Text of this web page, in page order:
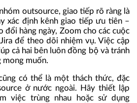
outsource, giao tiếp rõ ràng là
xác định kênh giao tiếp ưu tiên –
đổi hàng ngày, Zoom cho các cuộc
để theo dõi nhiệm vụ. Việc cập
cả hai bên luôn đồng bộ và tránh
mong muốn.
có thể là một thách thức, đặc
ở nước ngoài. Hãy thiết lập
việc trùng nhau hoặc sử dụng